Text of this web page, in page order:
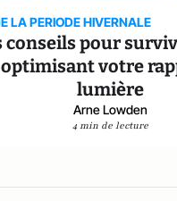
LA PERIODE HIVERNALE
conseils pour
votre
lumière
Arne Lowden
4 min de lecture